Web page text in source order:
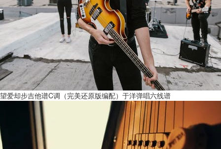
望爱却步吉他谱C调（完美还原版编配）于洋弹唱六线谱